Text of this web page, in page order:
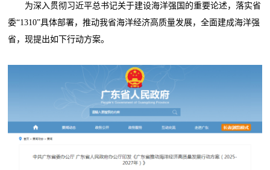
为深入贯彻习近平总书记关于建设海洋强国的重要论述，落实省
委“1310”具体部署，推动我省海洋经济高质量发展，全面建成海洋强
省，现提出如下行动方案。